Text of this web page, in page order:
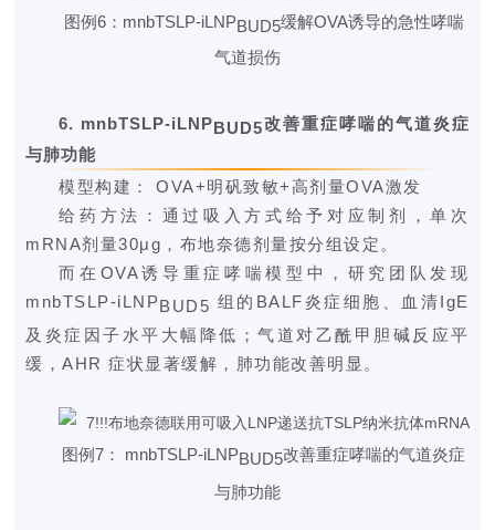
图例6：mnbTSLP-iLNPBUD5缓解OVA诱导的急性哮喘
气道损伤
6. mnbTSLP-iLNPBUD5改善重症哮喘的气道炎症
与肺功能
模型构建： OVA+明矾致敏+高剂量OVA激发
给药方法：通过吸入方式给予对应制剂，单次
mRNA剂量30μg，布地奈德剂量按分组设定。
而在OVA诱导重症哮喘模型中，研究团队发现
mnbTSLP-iLNPBUD5 组的BALF炎症细胞、血清IgE
及炎症因子水平大幅降低；气道对乙酰甲胆碱反应平
缓，AHR 症状显著缓解，肺功能改善明显。
图例7： mnbTSLP-iLNPBUD5改善重症哮喘的气道炎症
与肺功能